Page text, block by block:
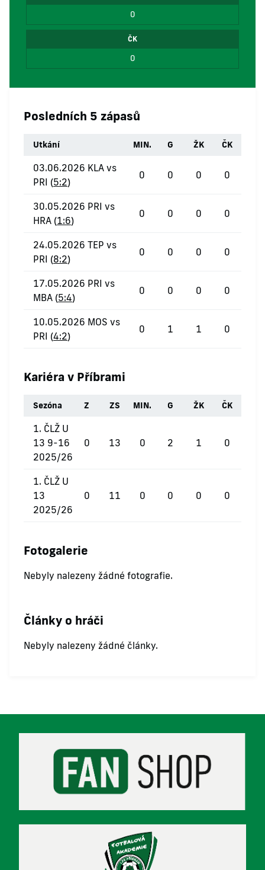
0
ČK
0
Posledních 5 zápasů
Utkání MIN. G ŽK ČK
03.06.2026 KLA vs
PRI (5:2)
0 0 0 0
30.05.2026 PRI vs
HRA (1:6)
0 0 0 0
24.05.2026 TEP vs
PRI (8:2)
0 0 0 0
17.05.2026 PRI vs
MBA (5:4)
0 0 0 0
10.05.2026 MOS vs
PRI (4:2)
0 1 1 0
Kariéra v Příbrami
Sezóna Z ZS MIN. G ŽK ČK
1. ČLŽ U
13 9-16
2025/26
0 13 0 2 1 0
1. ČLŽ U
13
2025/26
0 11 0 0 0 0
Fotogalerie
Nebyly nalezeny žádné fotografie.
Články o hráči
Nebyly nalezeny žádné články.